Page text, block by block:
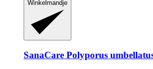
Winkelmandje
SanaCare Polyporus